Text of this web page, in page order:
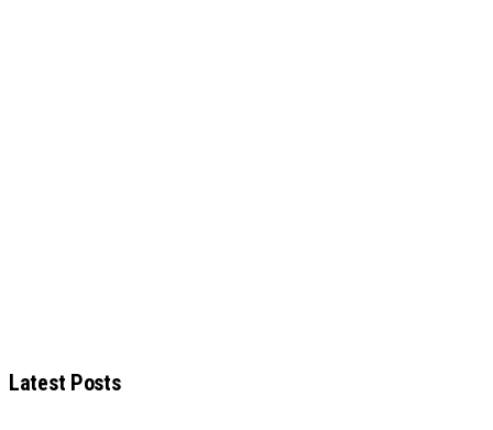
Latest Posts